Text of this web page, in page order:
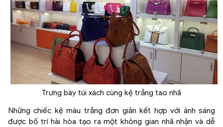
Trưng bày túi xách cùng kệ trắng tao nhã
Những chiếc kệ màu trắng đơn giản kết hợp với ánh sáng
được bố trí hài hòa tạo ra một không gian nhã nhặn và dễ